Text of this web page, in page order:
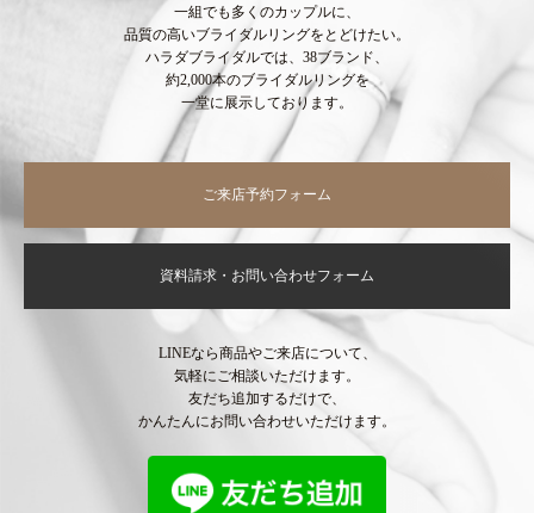
一組でも多くのカップルに、
品質の高いブライダルリングをとどけたい。
ハラダブライダルでは、38ブランド、
約2,000本のブライダルリングを
一堂に展示しております。
ご来店予約フォーム
資料請求・お問い合わせフォーム
LINEなら商品やご来店について、
気軽にご相談いただけます。
友だち追加するだけで、
かんたんにお問い合わせいただけます。